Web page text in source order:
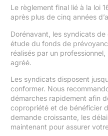
Le règlement final lié à la loi
après plus de cinq années
Dorénavant, les syndicats
étude du fonds de
réalisés par un
agréé.
Les syndicats disposent
conformer. Nous
démarches rapidement afin
copropriété et de bénéficier
demande croissante, les
maintenant pour assurer